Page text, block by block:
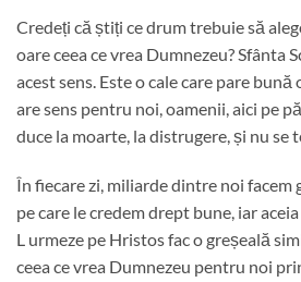
Credeți că știți ce drum trebuie să
oare ceea ce vrea Dumnezeu? Sfânta
acest sens. Este o cale care pare
are sens pentru noi, oamenii, aici pe
duce la moarte, la distrugere, și nu se
În fiecare zi, miliarde dintre noi facem
pe care le credem drept bune, iar
L urmeze pe Hristos fac o greșeală
ceea ce vrea Dumnezeu pentru noi